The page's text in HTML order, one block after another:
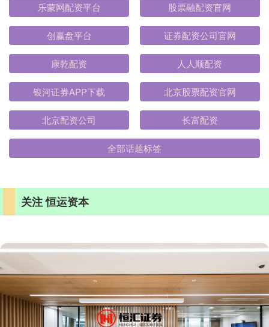
乐蒙网配资平台 股票融配资官网
创赢盘平台 证券配资公司官网
康乾配资 人人顺配资
银河证券APP下载 北京股票配资官网
北京配资公司 长富配资
全部话题标签
关注 恒运资本